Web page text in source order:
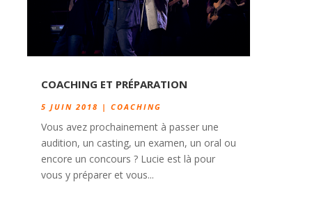
COACHING ET PRÉPARATION
5 JUIN 2018 | COACHING
Vous avez prochainement à passer une
audition, un casting, un examen, un oral ou
encore un concours ? Lucie est là pour
vous y préparer et vous...